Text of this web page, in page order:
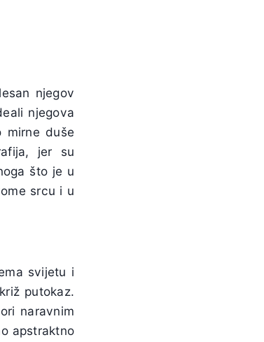
njegov
njegova
mirne duše
jer su
što je u
srcu i u
svijetu i
putokaz.
naravnim
apstraktno